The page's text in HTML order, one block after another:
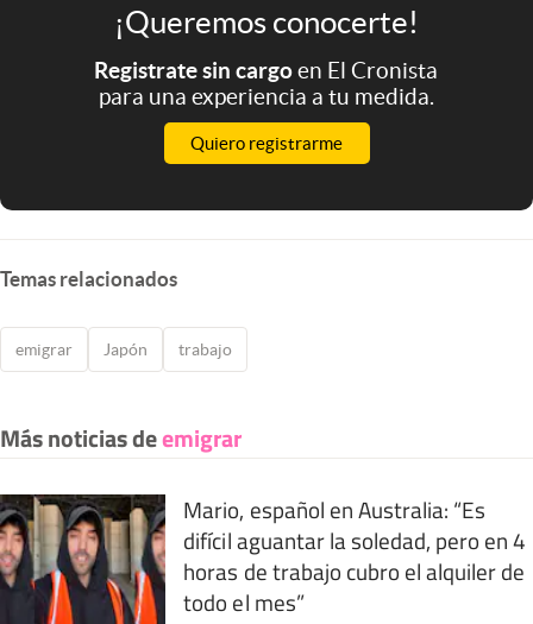
¡Queremos conocerte!
Registrate sin cargoen El Cronista
para una experiencia a tu medida.
Quiero registrarme
Temas relacionados
emigrar Japón trabajo
Más noticias deemigrar
Mario, español en Australia: “Es
difícil aguantar la soledad, pero en 4
horas de trabajo cubro el alquiler de
todo el mes”